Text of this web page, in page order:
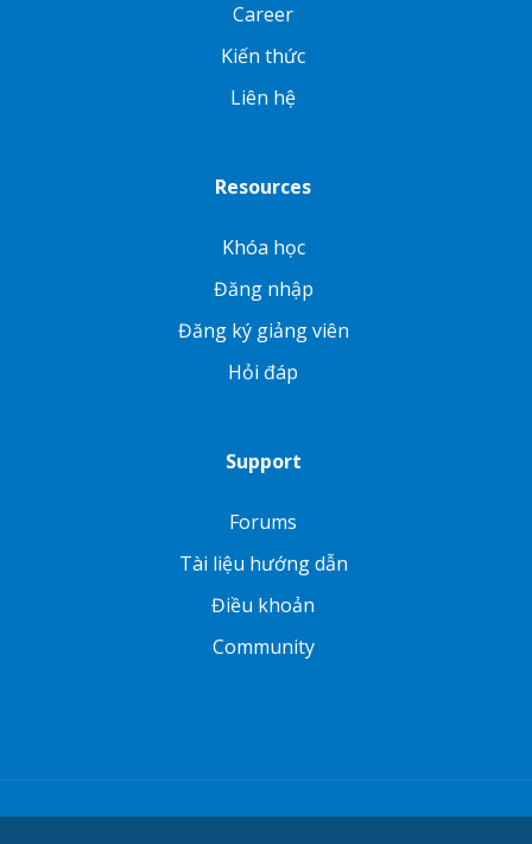
Career
Kiến thức
Liên hệ
Resources
Khóa học
Đăng nhập
Đăng ký giảng viên
Hỏi đáp
Support
Forums
Tài liệu hướng dẫn
Điều khoản
Community